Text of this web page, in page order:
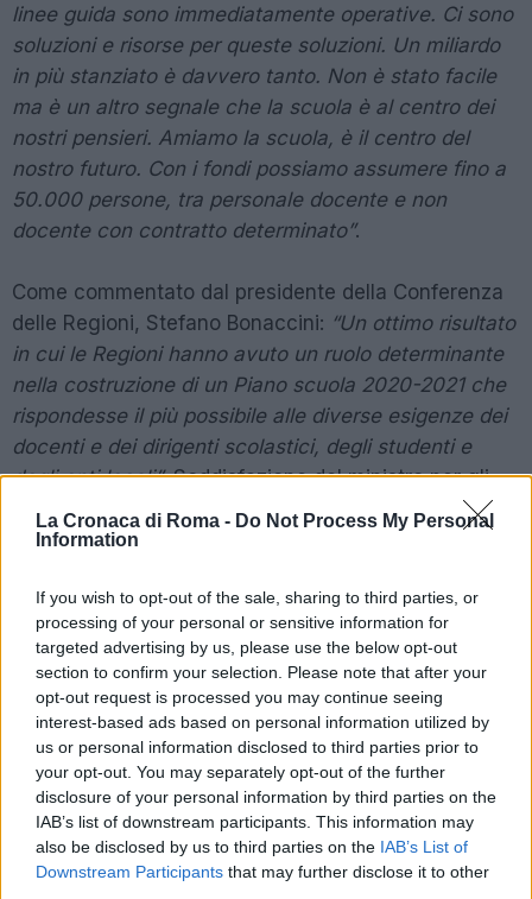
La Cronaca di Roma - Do Not Process My Personal
Information
If you wish to opt-out of the sale, sharing to third parties, or
processing of your personal or sensitive information for
targeted advertising by us, please use the below opt-out
section to confirm your selection. Please note that after your
opt-out request is processed you may continue seeing
interest-based ads based on personal information utilized by
us or personal information disclosed to third parties prior to
your opt-out. You may separately opt-out of the further
disclosure of your personal information by third parties on the
IAB’s list of downstream participants. This information may
also be disclosed by us to third parties on the IAB’s List of
Downstream Participants that may further disclose it to other
linee guida sono immediatamente operative. Ci sono
soluzioni e risorse per queste soluzioni. Un miliardo
in più stanziato è davvero tanto. Non è stato facile
ma è un altro segnale che la scuola è al centro dei
nostri pensieri. Amiamo la scuola, è il centro del
nostro futuro. Con i fondi possiamo assumere fino a
50.000 persone, tra personale docente e non
docente con contratto determinato”.
Come commentato dal presidente della Conferenza
delle Regioni, Stefano Bonaccini: “Un ottimo risultato
in cui le Regioni hanno avuto un ruolo determinante
nella costruzione di un Piano scuola 2020-2021 che
rispondesse il più possibile alle diverse esigenze dei
docenti e dei dirigenti scolastici, degli studenti e
degli enti locali”. Soddisfazione del ministro per gli
Affari Regionali, Francesco Boccia. Il ministro della
Salute Roberto Speranza ha dichiarato:
“Un primo
lavorare insieme anche con il massimo
coinvolgimento delle forze sociali. È essenziale
investire nuove ingenti risorse per garantire la
riapertura di tutte le scuole nella massima sicurezza.
È un obiettivo fondamentale su cui tutto il Paese
deve essere unito”.
Il sottosegretario all’Istruzione Peppe De Cristofaro:
“Le scuole riapriranno l’1 settembre per i corsi di
recupero e il 14 c’è la riapertura vera e propria. Il 20